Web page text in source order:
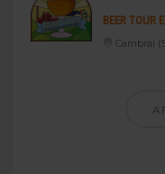
BEER TOUR
Cambrai